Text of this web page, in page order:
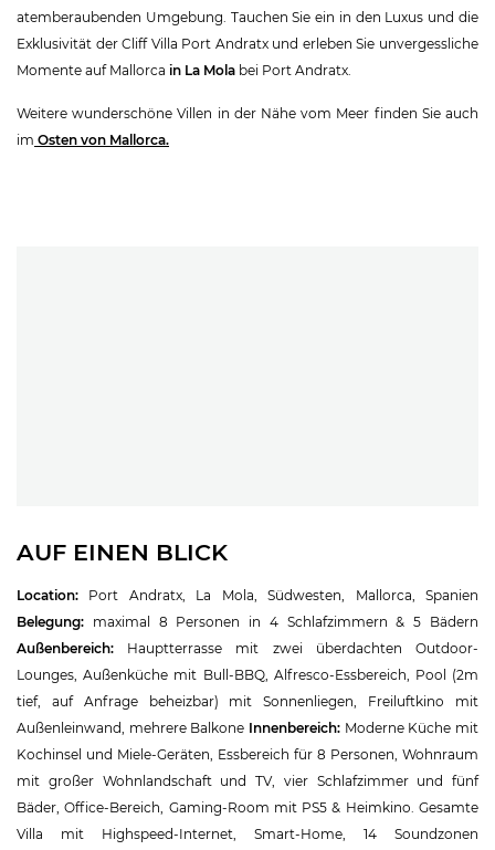
atemberaubenden Umgebung. Tauchen Sie ein in den Luxus und die
Exklusivität der Cliff Villa Port Andratx und erleben Sie unvergessliche
Momente auf Mallorca in La Mola bei Port Andratx.
Weitere wunderschöne Villen in der Nähe vom Meer finden Sie auch
im Osten von Mallorca.
AUF EINEN BLICK
Location: Port Andratx, La Mola, Südwesten, Mallorca, Spanien
Belegung: maximal 8 Personen in 4 Schlafzimmern & 5 Bädern
Außenbereich: Hauptterrasse mit zwei überdachten Outdoor-
Lounges, Außenküche mit Bull-BBQ, Alfresco-Essbereich, Pool (2m
tief, auf Anfrage beheizbar) mit Sonnenliegen, Freiluftkino mit
Außenleinwand, mehrere Balkone Innenbereich: Moderne Küche mit
Kochinsel und Miele-Geräten, Essbereich für 8 Personen, Wohnraum
mit großer Wohnlandschaft und TV, vier Schlafzimmer und fünf
Bäder, Office-Bereich, Gaming-Room mit PS5 & Heimkino. Gesamte
Villa mit Highspeed-Internet, Smart-Home, 14 Soundzonen